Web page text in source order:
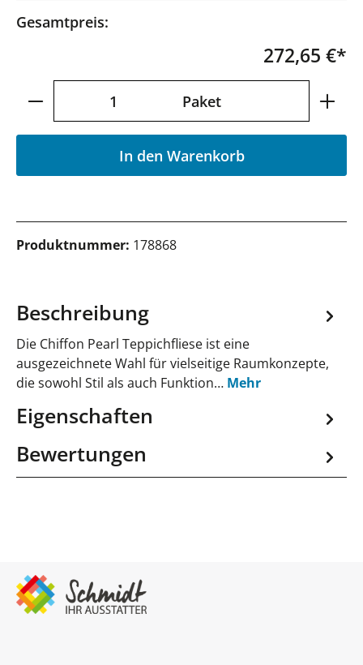
Gesamtpreis:
272,65 €*
Produkt Anzahl: Gib den gewünschten
Paket
In den Warenkorb
Produktnummer: 178868
Beschreibung
Die Chiffon Pearl Teppichfliese ist eine
ausgezeichnete Wahl für vielseitige Raumkonzepte,
die sowohl Stil als auch Funktion… Mehr
Eigenschaften
Bewertungen